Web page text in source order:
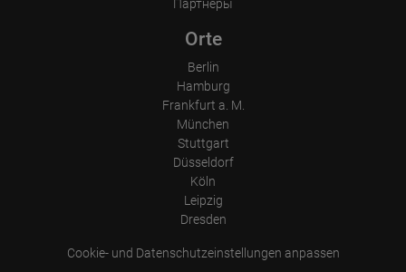
Партнеры
Orte
Berlin
Hamburg
Frankfurt a. M.
München
Stuttgart
Düsseldorf
Köln
Leipzig
Dresden
Cookie- und Datenschutzeinstellungen anpassen